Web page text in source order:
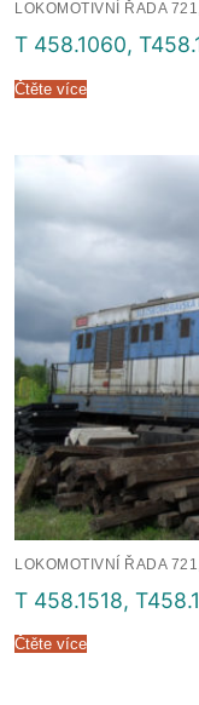
LOKOMOTIVNÍ ŘADA
T 458.1060,
Čtěte více
LOKOMOTIVNÍ ŘADA
T 458.1518,
Čtěte více